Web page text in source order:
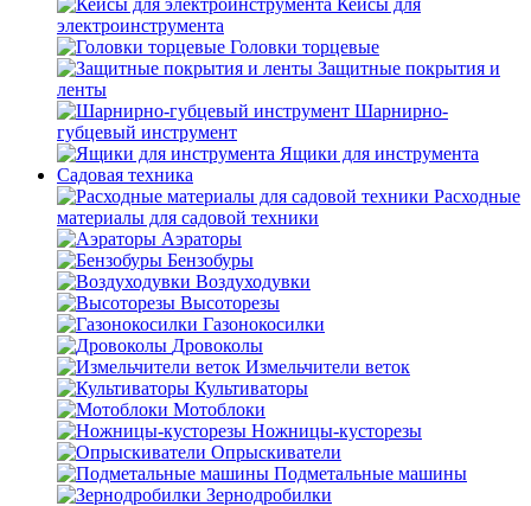
Кейсы для
электроинструмента
Головки торцевые
Защитные покрытия и
ленты
Шарнирно-
губцевый инструмент
Ящики для инструмента
Садовая техника
Расходные
материалы для садовой техники
Аэраторы
Бензобуры
Воздуходувки
Высоторезы
Газонокосилки
Дровоколы
Измельчители веток
Культиваторы
Мотоблоки
Ножницы-кусторезы
Опрыскиватели
Подметальные машины
Зернодробилки